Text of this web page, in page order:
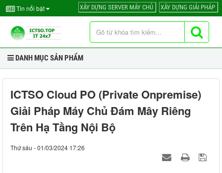
Tin nổi bật XÂY DỰNG SERVER MÁY CHỦ XÂY DỰNG GIẢI PHÁP
DANH MỤC SẢN PHẨM
ICTSO Cloud PO (Private Onpremise)
Giải Pháp Máy Chủ Đám Mây Riêng
Trên Hạ Tầng Nội Bộ
Thứ sáu - 01/03/2024 17:26